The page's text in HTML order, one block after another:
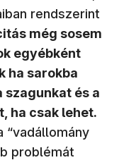
rendszerint
még sosem
egyébként
ha sarokba
szagunkat és a
ha csak lehet.
“vadállomány
problémát